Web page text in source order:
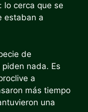
lo cerca que se
estaban a
de
nada. Es
a
más tiempo
una